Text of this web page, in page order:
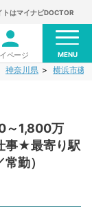
はマイナビDOCTOR
ページ MENU
神奈川県 横浜市磯
～1,800万
事★最寄り駅
勤）